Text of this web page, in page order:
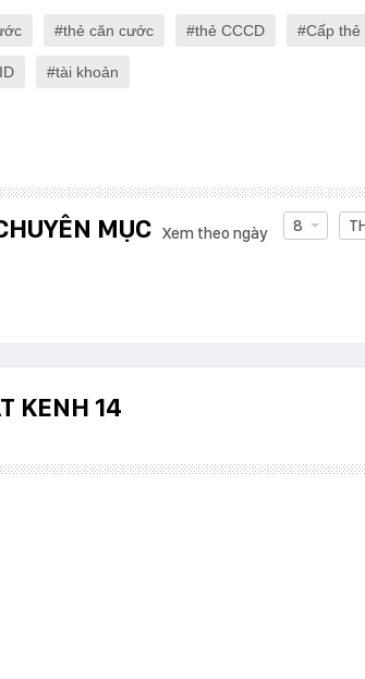
thẻ căn cước thẻ CCCD Cấp
tài khoản
MỤC Xem theo ngày 8
KENH 14